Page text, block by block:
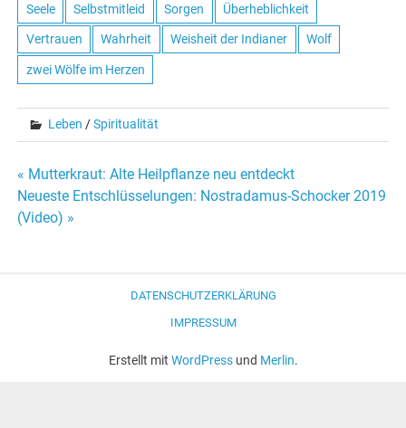
Seele Selbstmitleid Sorgen Überheblichkeit
Vertrauen Wahrheit Weisheit der Indianer Wolf
zwei Wölfe im Herzen
Leben /Spiritualität
Beitrags-
Navigation
« Mutterkraut: Alte Heilpflanze neu entdeckt
Neueste Entschlüsselungen: Nostradamus-Schocker 2019
(Video) »
DATENSCHUTZERKLÄRUNG
IMPRESSUM
Erstellt mit WordPressund Merlin.